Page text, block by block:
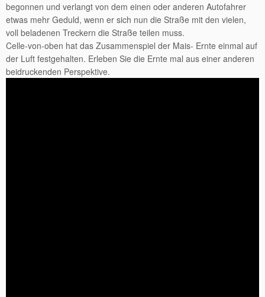
begonnen und verlangt von dem einen oder anderen Autofahrer
etwas mehr Geduld, wenn er sich nun die Straße mit den vielen,
voll beladenen Treckern die Straße teilen muss.
Celle-von-oben hat das Zusammenspiel der Mais- Ernte einmal auf
der Luft festgehalten. Erleben Sie die Ernte mal aus einer anderen
beidruckenden Perspektive.